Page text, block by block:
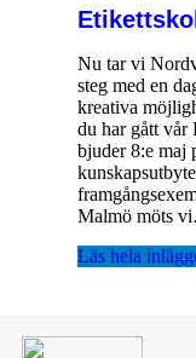
Nu tar vi
steg med en
kreativa
du har gått vår
bjuder 8:e maj
Malmö möts
Läs hela